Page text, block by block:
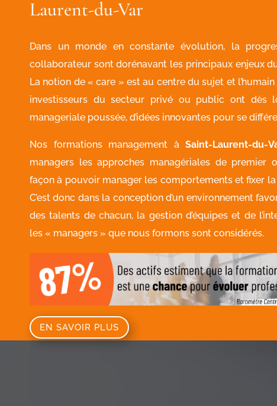
Laurent-du-Var
Dans un monde en constante évolution, la
collaborateur sont dorénavant les principaux enjeux
La notion de « care » est au centre du sujet et
investisseurs du secteur privé ou public ont dès
manageriale poussée, d’idées innovantes pour se
Nos formations management àSaint-Laurent-du-
managers les approches managériales de premier
façon à pouvoir manager les comportements et fixer
C’est donc dans la conception d’un environnement
des talents de chacun, la gestion d’équipes et de
les « managers » que nous formons sont considérés.
EN SAVOIR PLUS